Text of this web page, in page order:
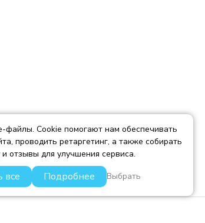
файлы. Cookie помогают нам обеспечивать
проводить ретаргетинг, а также собирать
и отзывы для улучшения сервиса.
все Подробнее Выбрать